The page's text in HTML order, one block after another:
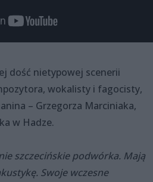
dość nietypowej scenerii
wokalisty i fagocisty,
– Grzegorza Marciniaka,
w Hadze.
szczecińskie podwórka. Mają
Swoje wczesne